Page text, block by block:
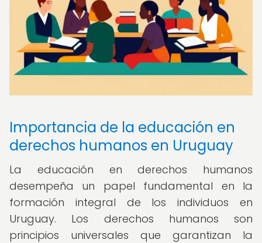
Importancia de la educación en
derechos humanos en Uruguay
La educación en derechos humanos
desempeña un papel fundamental en la
formación integral de los individuos en
Uruguay. Los derechos humanos son
principios universales que garantizan la